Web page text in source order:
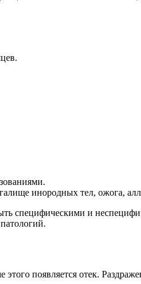
инородных тел, ожога,
специфическими и
появляется отек.